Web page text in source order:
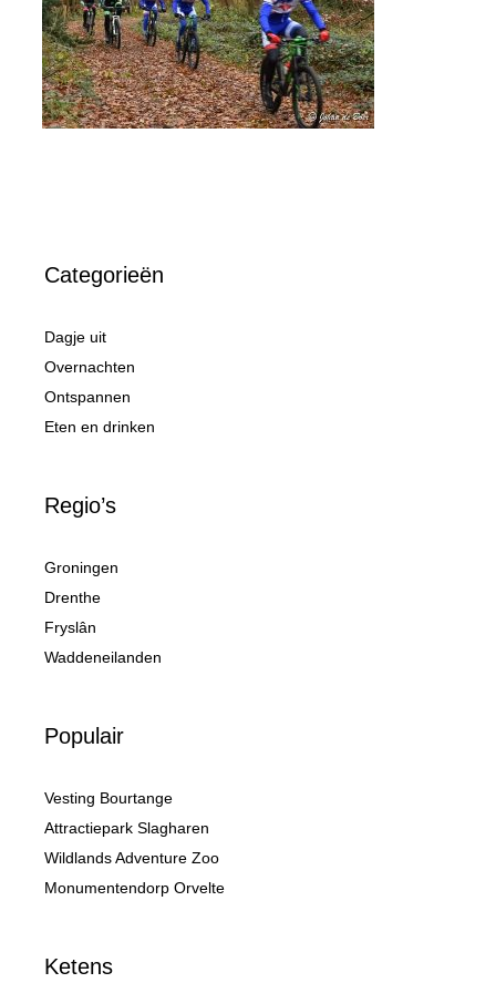
Categorieën
Dagje uit
Overnachten
Ontspannen
Eten en drinken
Regio’s
Groningen
Drenthe
Fryslân
Waddeneilanden
Populair
Vesting Bourtange
Attractiepark Slagharen
Wildlands Adventure Zoo
Monumentendorp Orvelte
Ketens